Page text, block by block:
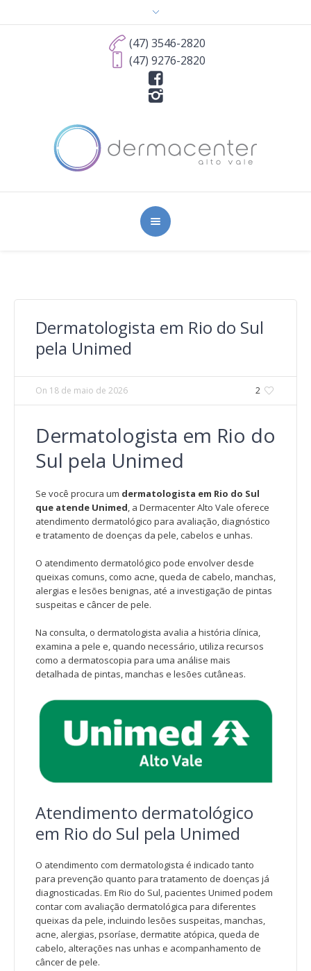
(47) 3546-2820
(47) 9276-2820
Dermatologista em Rio do Sul
pela Unimed
2
On 18 de maio de 2026
Dermatologista em Rio do
Sul pela Unimed
Se você procura um dermatologista em Rio do Sul
que atende Unimed, a Dermacenter Alto Vale oferece
atendimento dermatológico para avaliação, diagnóstico
e tratamento de doenças da pele, cabelos e unhas.
O atendimento dermatológico pode envolver desde
queixas comuns, como acne, queda de cabelo, manchas,
alergias e lesões benignas, até a investigação de pintas
suspeitas e câncer de pele.
Na consulta, o dermatologista avalia a história clínica,
examina a pele e, quando necessário, utiliza recursos
como a dermatoscopia para uma análise mais
detalhada de pintas, manchas e lesões cutâneas.
Atendimento dermatológico
em Rio do Sul pela Unimed
O atendimento com dermatologista é indicado tanto
para prevenção quanto para tratamento de doenças já
diagnosticadas. Em Rio do Sul, pacientes Unimed podem
contar com avaliação dermatológica para diferentes
queixas da pele, incluindo lesões suspeitas, manchas,
acne, alergias, psoríase, dermatite atópica, queda de
cabelo, alterações nas unhas e acompanhamento de
câncer de pele.